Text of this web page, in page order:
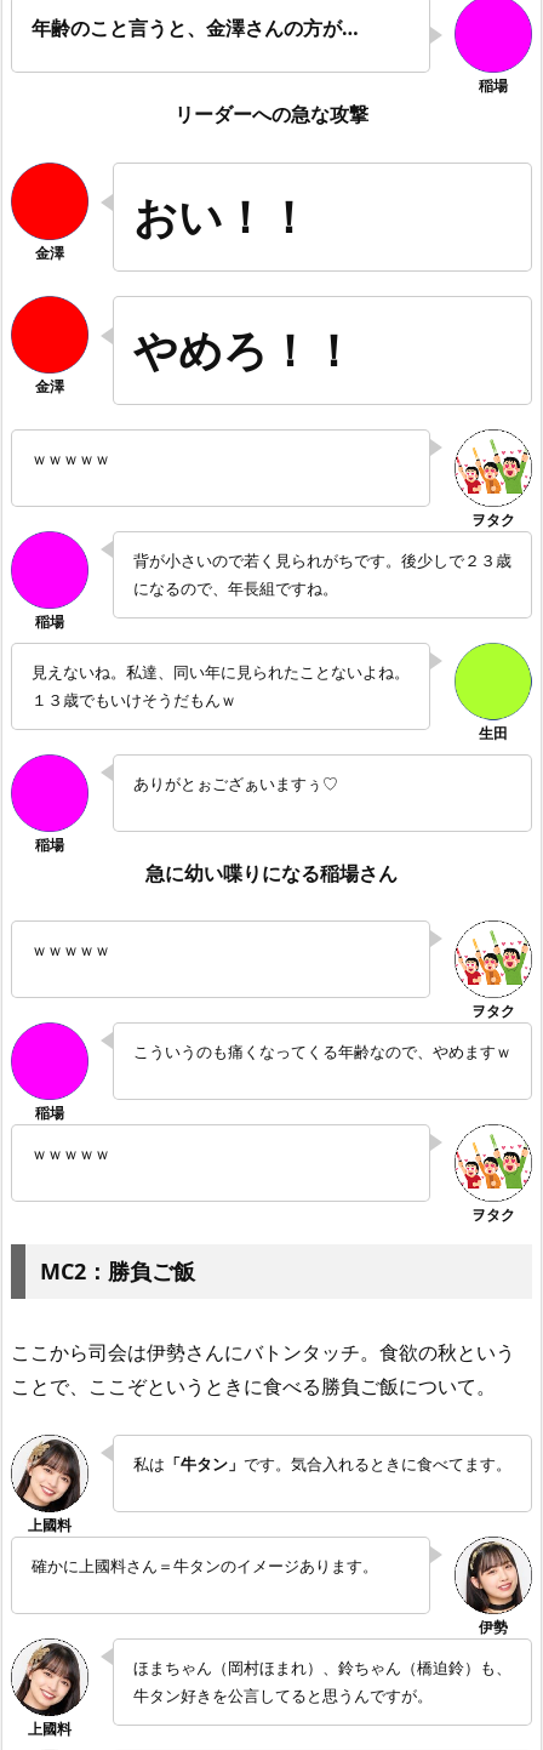
年齢のこと言うと、金澤さんの方が…
リーダーへの急な攻撃
おい！！
やめろ！！
ｗｗｗｗｗ
背が小さいので若く見られがちです。後少しで２３歳
になるので、年長組ですね。
見えないね。私達、同い年に見られたことないよね。
１３歳でもいけそうだもんｗ
ありがとぉござぁいますぅ♡
急に幼い喋りになる稲場さん
ｗｗｗｗｗ
こういうのも痛くなってくる年齢なので、やめますｗ
ｗｗｗｗｗ
MC2：勝負ご飯
ここから司会は伊勢さんにバトンタッチ。食欲の秋という
ことで、ここぞというときに食べる勝負ご飯について。
私は 「牛タン」 です。気合入れるときに食べてます。
確かに上國料さん＝牛タンのイメージあります。
ほまちゃん（岡村ほまれ）、鈴ちゃん（橋迫鈴）も、
牛タン好きを公言してると思うんですが。